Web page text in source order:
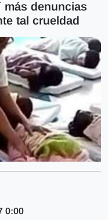
denuncias
tal crueldad
0:00